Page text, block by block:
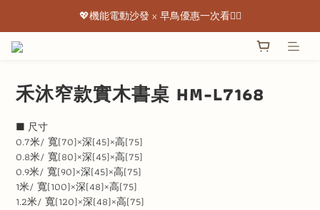
💖機能電動沙發 x 早鳥優惠一次看👇🏻
💖機能電動沙發 x 早鳥優惠一次看👇🏻
禾沐窄款實木書桌 HM-L7168
■ 尺寸
0.7米/ 寬(70)×深(45)×高(75)
0.8米/ 寬(80)×深(45)×高(75)
0.9米/ 寬(90)×深(45)×高(75)
1米/ 寬(100)×深(48)×高(75)
1.2米/ 寬(120)×深(48)×高(75)